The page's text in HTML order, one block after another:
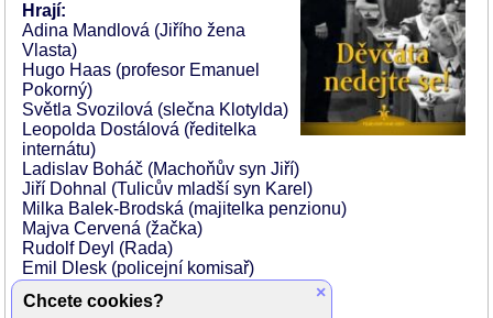
Hrají:
Adina Mandlová (Jiřího žena
Vlasta)
Hugo Haas (profesor Emanuel
Pokorný)
Světla Svozilová (slečna Klotylda)
Leopolda Dostálová (ředitelka
internátu)
Ladislav Boháč (Machoňův syn Jiří)
Jiří Dohnal (Tulicův mladší syn Karel)
Milka Balek-Brodská (majitelka penzionu)
Majva Cervená (žačka)
Rudolf Deyl (Rada)
Emil Dlesk (policejní komisař)
Karel Jičínský (Farač)
×
Chcete cookies?